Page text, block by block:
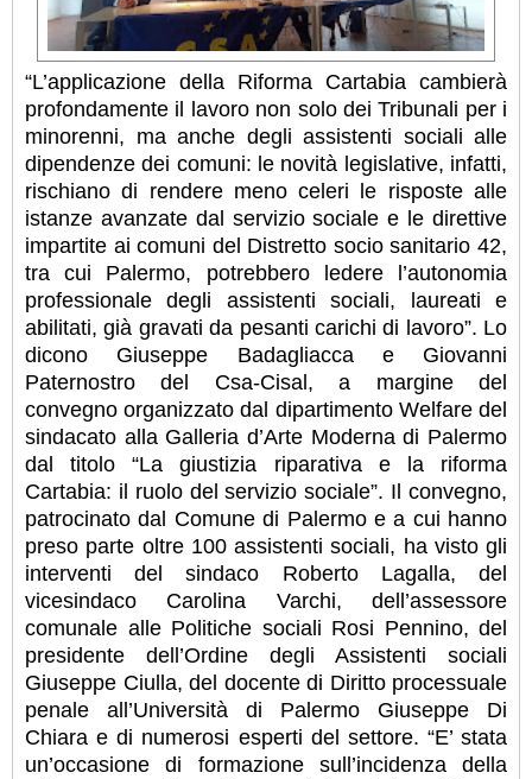
“L’applicazione della Riforma Cartabia cambierà
profondamente il lavoro non solo dei Tribunali per i
minorenni, ma anche degli assistenti sociali alle
dipendenze dei comuni: le novità legislative, infatti,
rischiano di rendere meno celeri le risposte alle
istanze avanzate dal servizio sociale e le direttive
impartite ai comuni del Distretto socio sanitario 42,
tra cui Palermo, potrebbero ledere l’autonomia
professionale degli assistenti sociali, laureati e
abilitati, già gravati da pesanti carichi di lavoro”. Lo
dicono Giuseppe Badagliacca e Giovanni
Paternostro del Csa-Cisal, a margine del
convegno organizzato dal dipartimento Welfare del
sindacato alla Galleria d’Arte Moderna di Palermo
dal titolo “La giustizia riparativa e la riforma
Cartabia: il ruolo del servizio sociale”. Il convegno,
patrocinato dal Comune di Palermo e a cui hanno
preso parte oltre 100 assistenti sociali, ha visto gli
interventi del sindaco Roberto Lagalla, del
vicesindaco Carolina Varchi, dell’assessore
comunale alle Politiche sociali Rosi Pennino, del
presidente dell’Ordine degli Assistenti sociali
Giuseppe Ciulla, del docente di Diritto processuale
penale all’Università di Palermo Giuseppe Di
Chiara e di numerosi esperti del settore. “E’ stata
un’occasione di formazione sull’incidenza della